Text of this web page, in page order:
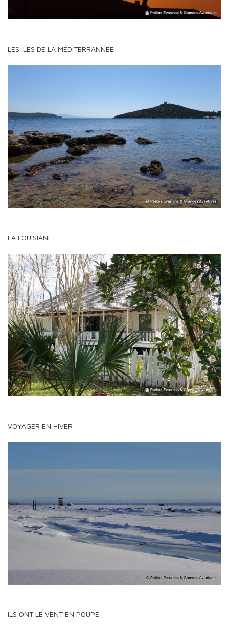
LES ÎLES DE LA MÉDITERRANNÉE
LA LOUISIANE
VOYAGER EN HIVER
ILS ONT LE VENT EN POUPE